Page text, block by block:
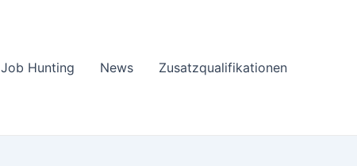
Job Hunting News Zusatzqualifikationen